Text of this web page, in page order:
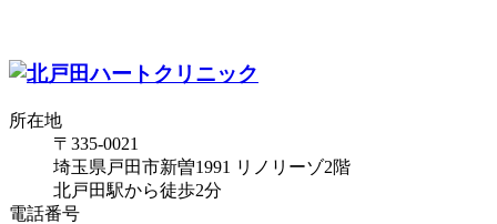
所在地
〒335-0021
埼玉県戸田市新曽1991 リノリーゾ2階
北戸田駅から徒歩2分
電話番号